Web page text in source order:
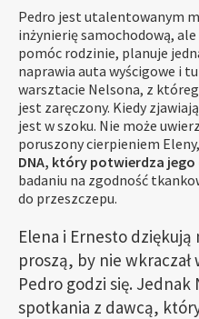
Pedro jest utalentowanym
inżynierię samochodową,
pomóc rodzinie, planuje
naprawia auta wyścigowe i
warsztacie Nelsona, z
jest zaręczony. Kiedy
jest w szoku. Nie może
poruszony cierpieniem Eleny,
DNA, który potwierdza
badaniu na zgodność
do przeszczepu.
Elena i Ernesto
proszą, by nie wkraczał
Pedro godzi się. Jednak
spotkania z dawcą,